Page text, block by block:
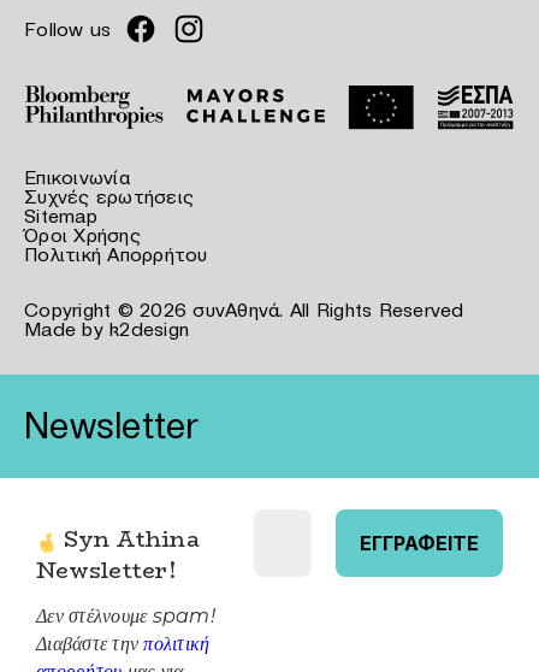
Follow us
Επικοινωνία
Συχνές ερωτήσεις
Sitemap
Όροι Χρήσης
Πολιτική Απορρήτου
Copyright © 2026 συνΑθηνά. All Rights Reserved
Made by k2design
Newsletter
Syn Athina
Newsletter!
Δεν στέλνουμε spam!
Διαβάστε τηνπολιτική